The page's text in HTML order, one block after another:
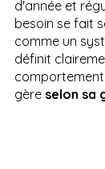
d'année et
besoin se fait
comme un
définit
gère selon sa